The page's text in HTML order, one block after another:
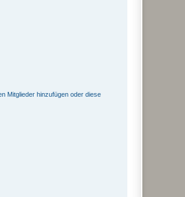
Mitglieder hinzufügen oder diese